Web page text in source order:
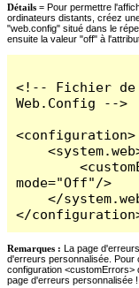
Détails = Pour permettre
ordinateurs distants, créez
"web.config" situé dans le
ensuite la valeur "off" à
<!-- Fichier de
Web.Config -->
<configuration>
    <system.web>
        <customErrors
mode="Off"/>
    </system.web>
</
Remarques : La page
d'erreurs personnalisée. Pour
configuration <customErrors>
page d'erreurs personnalisée !